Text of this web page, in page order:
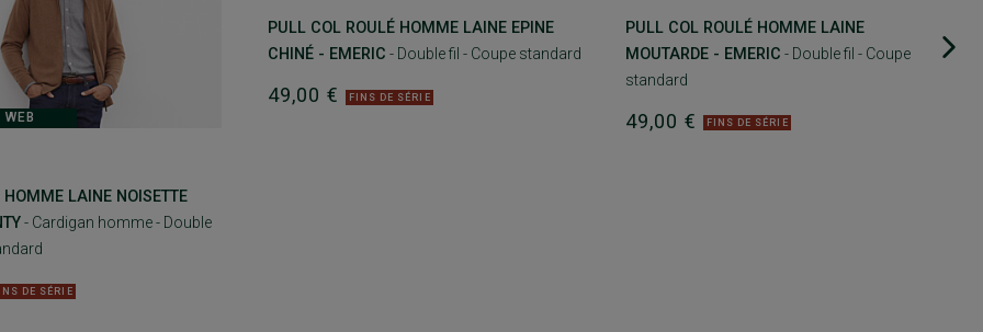
LAINE NOISETTE
- Cardigan homme - Double
DE SÉRIE
PULL COL ROULÉ HOMME LAINE EPINE
CHINÉ - EMERIC - Double fil - Coupe standard
49,00 € FINS DE SÉRIE
PULL COL ROULÉ HOMME LAINE
MOUTARDE - EMERIC - Double fil - Coupe
standard
49,00 € FINS DE SÉRIE